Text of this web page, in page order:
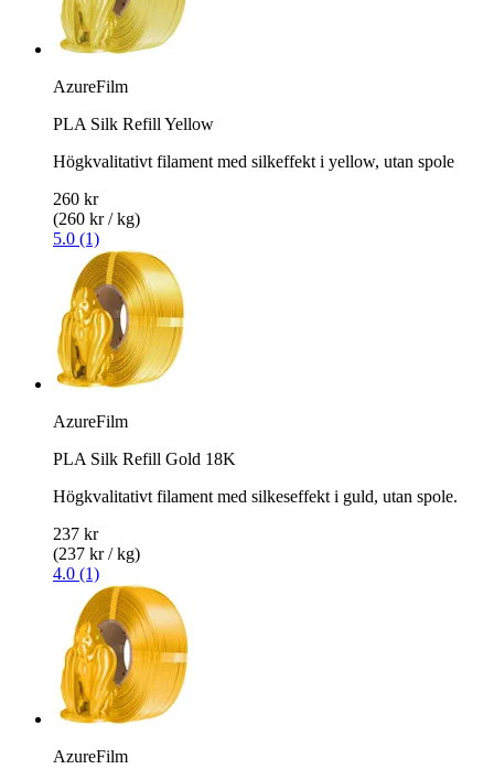
AzureFilm
PLA Silk Refill Yellow
Högkvalitativt filament med silkeffekt i yellow, utan spole
260 kr
(260 kr / kg)
5.0 (1)
AzureFilm
PLA Silk Refill Gold 18K
Högkvalitativt filament med silkeseffekt i guld, utan spole.
237 kr
(237 kr / kg)
4.0 (1)
AzureFilm